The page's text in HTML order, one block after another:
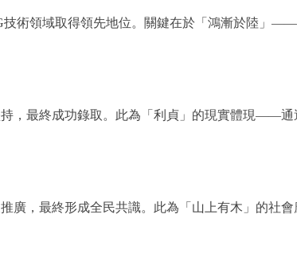
術領域取得領先地位。關鍵在於「鴻漸於陸」
，最終成功錄取。此為「利貞」的現實體現——
廣，最終形成全民共識。此為「山上有木」的社